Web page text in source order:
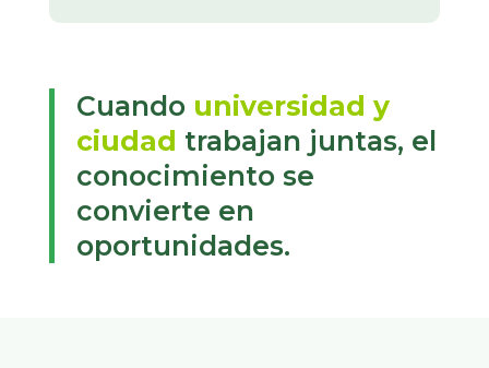
Cuando universidad y
ciudad trabajan juntas, el
conocimiento se
convierte en
oportunidades.